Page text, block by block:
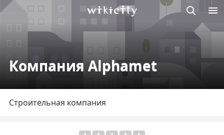
Компания Alphamet
Строительная компания